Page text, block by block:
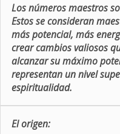
Los números maestros
Estos se consideran
más potencial, más
crear cambios valiosos
alcanzar su máximo
representan un nivel
espiritualidad.
El origen: